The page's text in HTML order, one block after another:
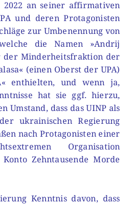
2022 an seiner affirmativen
und deren Protagonisten
zur Umbenennung von
die Namen »Andrij
der Minderheitsfraktion der
(einen Oberst der UPA)
enthielten, und wenn ja,
hat sie ggf. hierzu,
Umstand, dass das UINP als
ukrainischen Regierung
nach Protagonisten einer
Organisation
Zehntausende Morde
Kenntnis davon, dass